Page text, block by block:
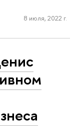
8 июля, 2022 г.